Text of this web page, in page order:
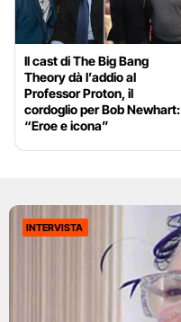
Il cast di The Big Bang
Theory dà l’addio al
Professor Proton, il
cordoglio per Bob Newhart:
“Eroe e icona”
INTERVISTA